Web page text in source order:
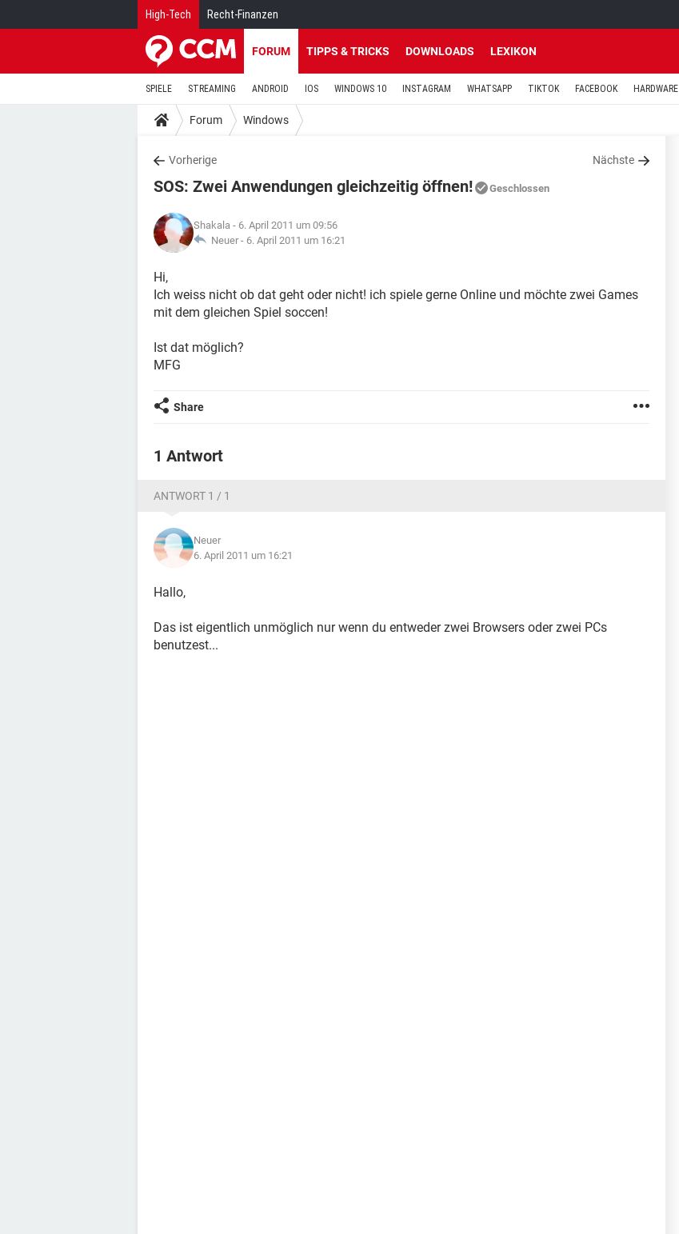
High-Tech Recht-Finanzen
FORUM TIPPS & TRICKS DOWNLOADS LEXIKON
SPIELE STREAMING ANDROID IOS WINDOWS 10 INSTAGRAM WHATSAPP TIKTOK FACEBOOK HARDWARE
Forum Windows
Vorherige Nächste
SOS: Zwei Anwendungen gleichzeitig öffnen! Geschlossen
Shakala - 6. April 2011 um 09:56
Neuer - 6. April 2011 um 16:21
Hi,
Ich weiss nicht ob dat geht oder nicht! ich spiele gerne Online und möchte zwei Games
mit dem gleichen Spiel soccen!
Ist dat möglich?
MFG
Share
1 Antwort
ANTWORT 1 / 1
Neuer
6. April 2011 um 16:21
Hallo,
Das ist eigentlich unmöglich nur wenn du entweder zwei Browsers oder zwei PCs
benutzest...